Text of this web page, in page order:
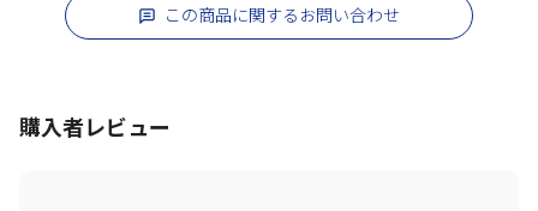
この商品に関するお問い合わせ
購入者レビュー